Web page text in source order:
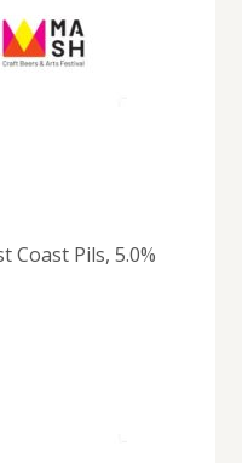
Coast Pils, 5.0%